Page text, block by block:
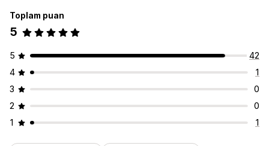
Toplam puan
5
5
42
4
1
3
0
2
0
1
1